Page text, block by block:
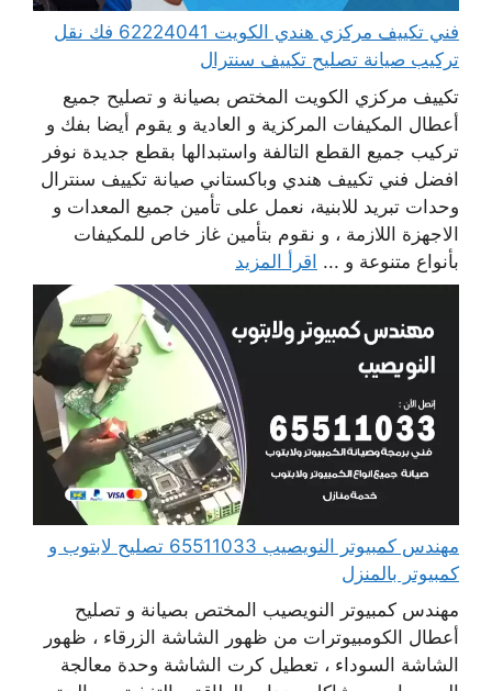
فني تكييف مركزي هندي الكويت 62224041 فك نقل
تركيب صيانة تصليح تكييف سنترال
تكييف مركزي الكويت المختص بصيانة و تصليح جميع
أعطال المكيفات المركزية و العادية و يقوم أيضا بفك و
تركيب جميع القطع التالفة واستبدالها بقطع جديدة نوفر
افضل فني تكييف هندي وباكستاني صيانة تكييف سنترال
وحدات تبريد للابنية، نعمل على تأمين جميع المعدات و
الاجهزة اللازمة ، و نقوم بتأمين غاز خاص للمكيفات
بأنواع متنوعة و ... اقرأ المزيد
مهندس كمبيوتر النويصيب 65511033 تصليح لابتوب و
كمبيوتر بالمنزل
مهندس كمبيوتر النويصيب المختص بصيانة و تصليح
أعطال الكومبيوترات من ظهور الشاشة الزرقاء ، ظهور
الشاشة السوداء ، تعطيل كرت الشاشة وحدة معالجة